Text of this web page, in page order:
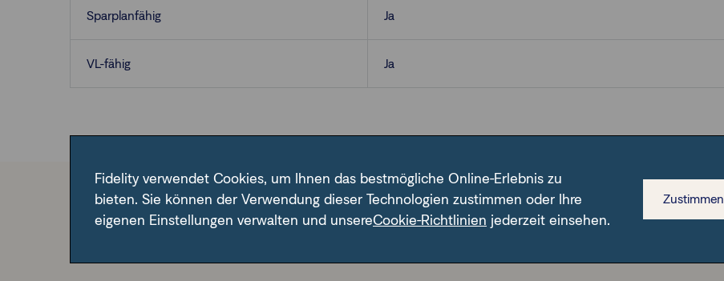
Sparplanfähig Ja
VL-fähig Ja
Im Fondsfinder der FFB unter der angegebenen ISIN.
Fidelity verwendet Cookies, um Ihnen das bestmögliche Online-Erlebnis zu
bieten. Sie können der Verwendung dieser Technologien zustimmen oder Ihre
eigenen Einstellungen verwalten und unsereCookie-Richtlinien jederzeit einsehen.
Zustimmen